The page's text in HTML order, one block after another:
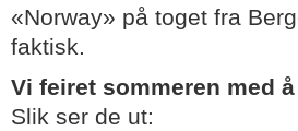
«Norway» på toget fra
faktisk.
Vi feiret sommeren med
Slik ser de ut: